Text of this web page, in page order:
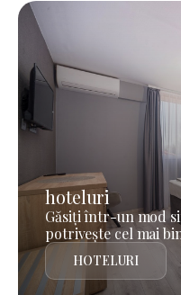
hoteluri
Găsiți într-un mod
potrivește cel mai
HOTELURI